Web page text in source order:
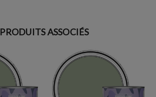
PRODUITS ASSOCIÉS